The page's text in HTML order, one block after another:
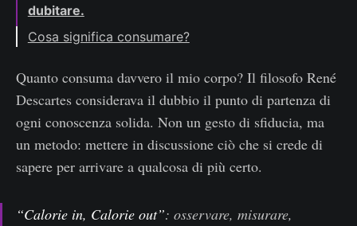
dubitare.
Cosa significa consumare?
Quanto consuma davvero il mio corpo? Il filosofo René
Descartes considerava il dubbio il punto di partenza di
ogni conoscenza solida. Non un gesto di sfiducia, ma
un metodo: mettere in discussione ciò che si crede di
sapere per arrivare a qualcosa di più certo.
“Calorie in, Calorie out”: osservare, misurare,